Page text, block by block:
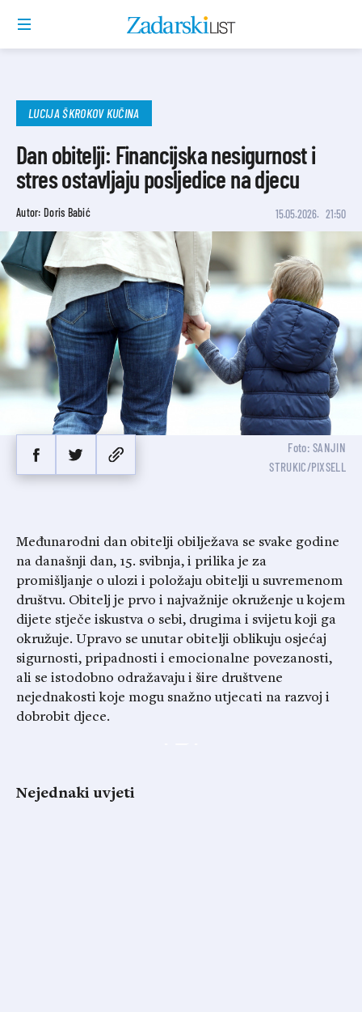
LUCIJA ŠKROKOV KUČINA
Dan obitelji: Financijska nesigurnost i
stres ostavljaju posljedice na djecu
Autor: Doris Babić 15.05.2026. 21:50
Foto: SANJIN
STRUKIC/PIXSELL
Međunarodni dan obitelji obilježava se svake godine
na današnji dan, 15. svibnja, i prilika je za
promišljanje o ulozi i položaju obitelji u suvremenom
društvu. Obitelj je prvo i najvažnije okruženje u kojem
dijete stječe iskustva o sebi, drugima i svijetu koji ga
okružuje. Upravo se unutar obitelji oblikuju osjećaj
sigurnosti, pripadnosti i emocionalne povezanosti,
ali se istodobno odražavaju i šire društvene
nejednakosti koje mogu snažno utjecati na razvoj i
dobrobit djece.
Nejednaki uvjeti